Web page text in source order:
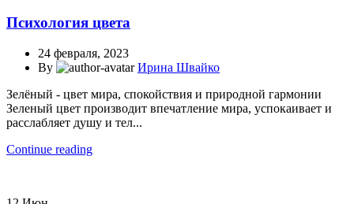
Психология цвета
24 февраля, 2023
By
Ирина Швайко
Зелёный - цвет мира, спокойствия и природной гармонии
Зеленый цвет производит впечатление мира, успокаивает и
расслабляет душу и тел...
Continue reading